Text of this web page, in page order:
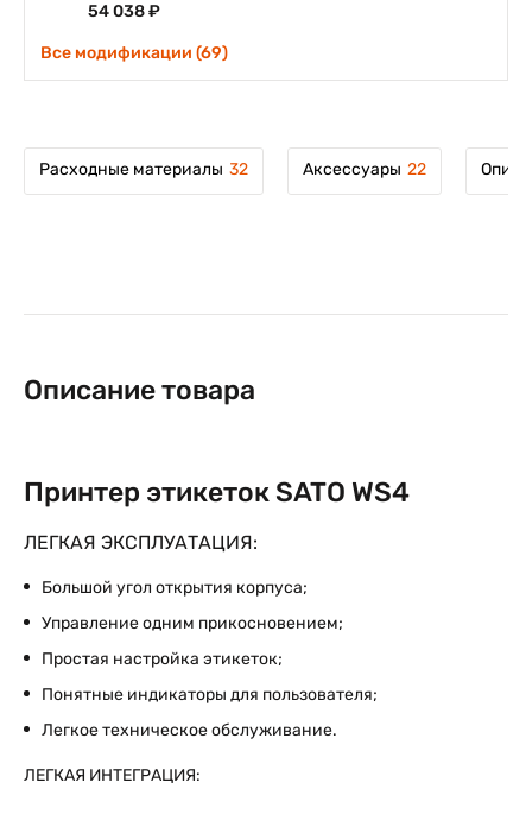
54 038 ₽
Все модификации (69)
Расходные материалы 32 Аксессуары 22
Описание товара
Принтер этикеток SATO WS4
ЛЕГКАЯ ЭКСПЛУАТАЦИЯ:
Большой угол открытия корпуса;
Управление одним прикосновением;
Простая настройка этикеток;
Понятные индикаторы для пользователя;
Легкое техническое обслуживание.
ЛЕГКАЯ ИНТЕГРАЦИЯ: